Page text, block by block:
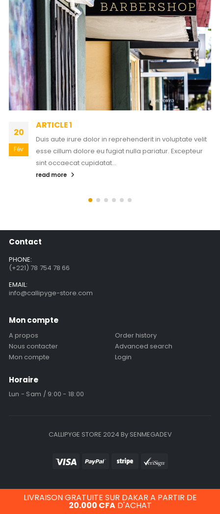
20
Fév
ARTICLE 1
Duis aute irure dolor in reprehenderit in voluptate velit
esse cillum dolore eu fugiat nulla pariatur. Excepteur
sint occaecat cupidatat...
read more
Contact
PHONE:
(+221) 78 754 78 66
EMAIL:
info@callipyge-store.com
Mon compte
A propos
Nous contacter
Mon compte
Order history
Advanced search
Login
Horaire
Lun - Sam / 9:00 - 18:00
CALLIPYGE STORE 2024 By SENMEGADEV
LIVRAISON GRATUITE SUR DAKAR A PARTIR DE
20.000 CFAD'ACHAT